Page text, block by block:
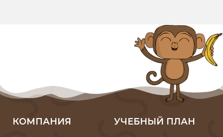
КОМПАНИЯ УЧЕБНЫЙ ПЛАН